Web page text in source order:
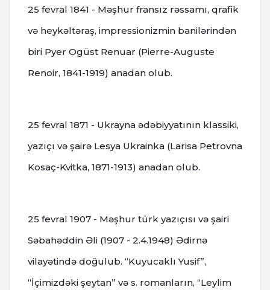
25 fevral 1841 - Məşhur fransız rəssamı, qrafik
və heykəltəraş, impressionizmin banilərindən
biri Pyer Ogüst Renuar (Pierre-Auguste
Renoir, 1841-1919) anadan olub.
25 fevral 1871 - Ukrayna ədəbiyyatının klassiki,
yazıçı və şairə Lesya Ukrainka (Larisa Petrovna
Kosaç-Kvitka, 1871-1913) anadan olub.
25 fevral 1907 - Məşhur türk yazıçısı və şairi
Səbahəddin Əli (1907 - 2.4.1948) Ədirnə
vilayətində doğulub. “Kuyucaklı Yusif”,
“İçimizdəki şeytan” və s. romanların, “Leylim